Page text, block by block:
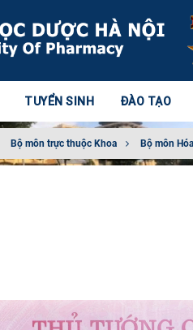
TUYỂN SINH ĐÀO TẠO
Bộ môn trực thuộc Khoa Bộ môn